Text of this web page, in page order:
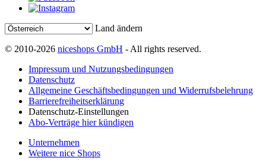
Land ändern
© 2010-2026 niceshops GmbH - All rights reserved.
Impressum und Nutzungsbedingungen
Datenschutz
Allgemeine Geschäftsbedingungen und Widerrufsbelehrung
Barrierefreiheitserklärung
Datenschutz-Einstellungen
Abo-Verträge hier kündigen
Unternehmen
Weitere nice Shops